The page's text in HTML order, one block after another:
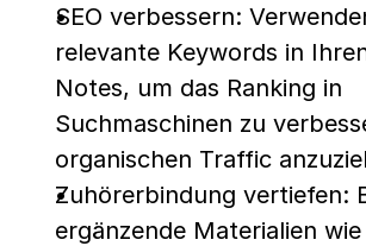
SEO verbessern:
relevante Keywords in
Notes, um das Ranking in
Suchmaschinen zu
organischen Traffic
Zuhörerbindung vertiefen:
ergänzende Materialien